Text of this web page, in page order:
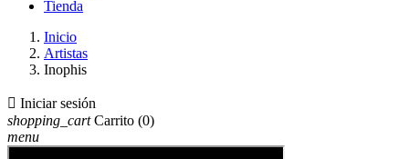
Tienda
Inicio
Artistas
Inophis
 Iniciar sesión
shopping_cart Carrito (0)
menu